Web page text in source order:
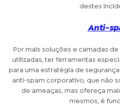
destes
Anti-
Por mais soluções e camadas
utilizadas, ter ferramentas
para uma estratégia de
anti-spam corporativo, que não
de ameaças, mas ofereça
mesmos, é